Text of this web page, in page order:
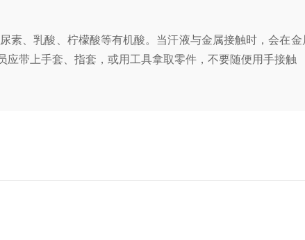
、乳酸、柠檬酸等有机酸。当汗液与金属接触时，会在金
带上手套、指套，或用工具拿取零件，不要随便用手接触